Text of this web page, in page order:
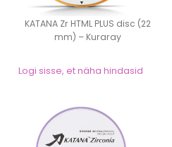
KATANA Zr HTML PLUS disc (22
mm) – Kuraray
Logi sisse, et näha hindasid